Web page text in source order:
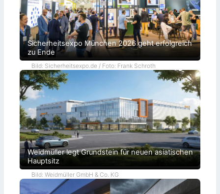
Sicherheitsexpo München 2026 geht erfolgreich
zu Ende
Bild: Sicherheitsexpo.de / Foto: Frank Schroth
Weidmüller legt Grundstein für neuen asiatischen
Hauptsitz
Bild: Weidmüller GmbH & Co. KG